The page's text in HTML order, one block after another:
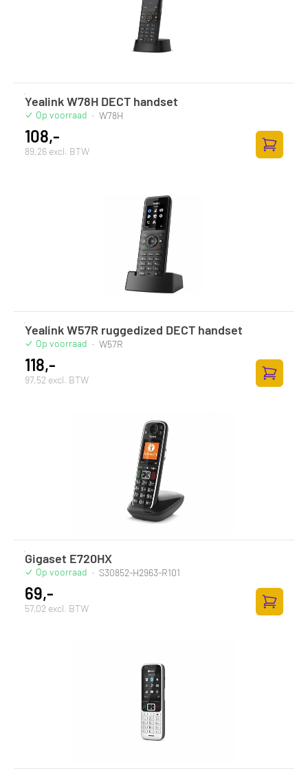
Yealink W78H DECT handset
Op voorraad · W78H
108,-
89,26 excl. BTW
Yealink W57R ruggedized DECT handset
Op voorraad · W57R
118,-
97,52 excl. BTW
Gigaset E720HX
Op voorraad · S30852-H2963-R101
69,-
57,02 excl. BTW